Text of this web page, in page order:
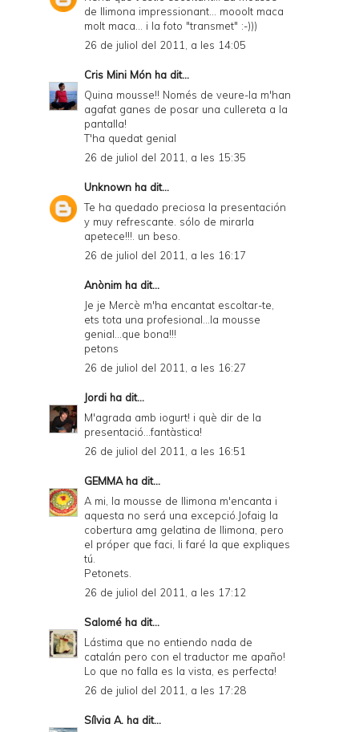
i
e
l
y
a
n
d
P
D
F
de llimona impressionant... mooolt maca
molt maca... i la foto "transmet" :-)))
26 de juliol del 2011, a les 14:05
Cris Mini Món ha dit...
Quina mousse!! Només de veure-la m'han
agafat ganes de posar una cullereta a la
pantalla!
T'ha quedat genial
26 de juliol del 2011, a les 15:35
Unknown ha dit...
Te ha quedado preciosa la presentación
y muy refrescante. sólo de mirarla
apetece!!!. un beso.
26 de juliol del 2011, a les 16:17
Anònim ha dit...
Je je Mercè m'ha encantat escoltar-te,
ets tota una profesional...la mousse
genial...que bona!!!
petons
26 de juliol del 2011, a les 16:27
Jordi ha dit...
M'agrada amb iogurt! i què dir de la
presentació...fantàstica!
26 de juliol del 2011, a les 16:51
GEMMAha dit...
A mi, la mousse de llimona m'encanta i
aquesta no será una excepció.Jofaig la
cobertura amg gelatina de llimona, pero
el próper que faci, li faré la que expliques
tú.
Petonets.
26 de juliol del 2011, a les 17:12
Salomé ha dit...
Lástima que no entiendo nada de
catalán pero con el traductor me apaño!
Lo que no falla es la vista, es perfecta!
26 de juliol del 2011, a les 17:28
Sílvia A. ha dit...